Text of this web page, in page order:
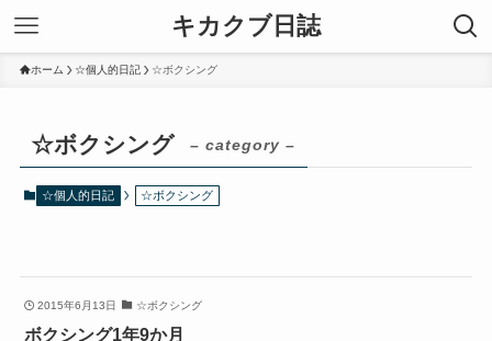
キカクブ日誌
ホーム ☆個人的日記 ☆ボクシング
☆ボクシング – category –
☆個人的日記 ☆ボクシング
2015年6月13日 ☆ボクシング
ボクシング1年9か月